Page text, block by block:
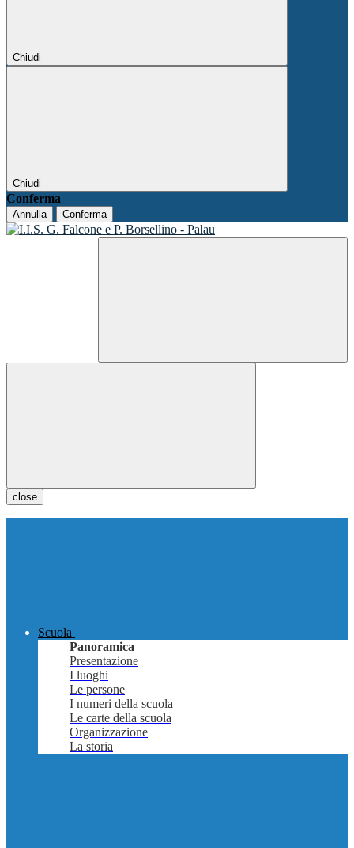
Chiudi
Chiudi
Conferma
Annulla Conferma
close
Scuola
Panoramica
Presentazione
I luoghi
Le persone
I numeri della scuola
Le carte della scuola
Organizzazione
La storia